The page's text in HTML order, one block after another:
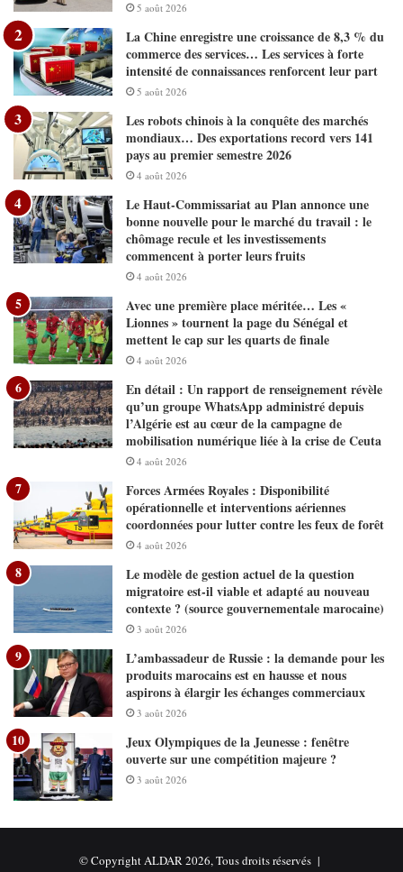
5 août 2026
La Chine enregistre une croissance de 8,3 % du
commerce des services… Les services à forte
intensité de connaissances renforcent leur part
5 août 2026
Les robots chinois à la conquête des marchés
mondiaux… Des exportations record vers 141
pays au premier semestre 2026
4 août 2026
Le Haut-Commissariat au Plan annonce une
bonne nouvelle pour le marché du travail : le
chômage recule et les investissements
commencent à porter leurs fruits
4 août 2026
Avec une première place méritée… Les «
Lionnes » tournent la page du Sénégal et
mettent le cap sur les quarts de finale
4 août 2026
En détail : Un rapport de renseignement révèle
qu’un groupe WhatsApp administré depuis
l’Algérie est au cœur de la campagne de
mobilisation numérique liée à la crise de Ceuta
4 août 2026
Forces Armées Royales : Disponibilité
opérationnelle et interventions aériennes
coordonnées pour lutter contre les feux de forêt
4 août 2026
Le modèle de gestion actuel de la question
migratoire est-il viable et adapté au nouveau
contexte ? (source gouvernementale marocaine)
3 août 2026
L’ambassadeur de Russie : la demande pour les
produits marocains est en hausse et nous
aspirons à élargir les échanges commerciaux
3 août 2026
Jeux Olympiques de la Jeunesse : fenêtre
ouverte sur une compétition majeure ?
3 août 2026
© Copyright ALDAR 2026, Tous droits réservés |